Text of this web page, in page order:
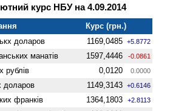
курс НБУ на 4.09.2014
Курс (грн.)
доларов 1169,0485 +5.8772
манатів 1597,4446 -0.0861
рублів 0,0120 0.0000
доларов 1149,3143 +0.6146
франків 1364,1803 +2.8113